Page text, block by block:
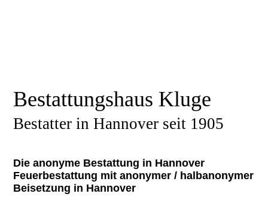
Bestattungshaus Kluge
Bestatter in Hannover seit 1905
Die anonyme Bestattung in Hannover
Feuerbestattung mit anonymer / halbanonymer
Beisetzung in Hannover